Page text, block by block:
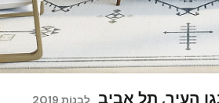
העיר, תל אביב לִבנוֹת 2019
בשכונת הדר, חיפה